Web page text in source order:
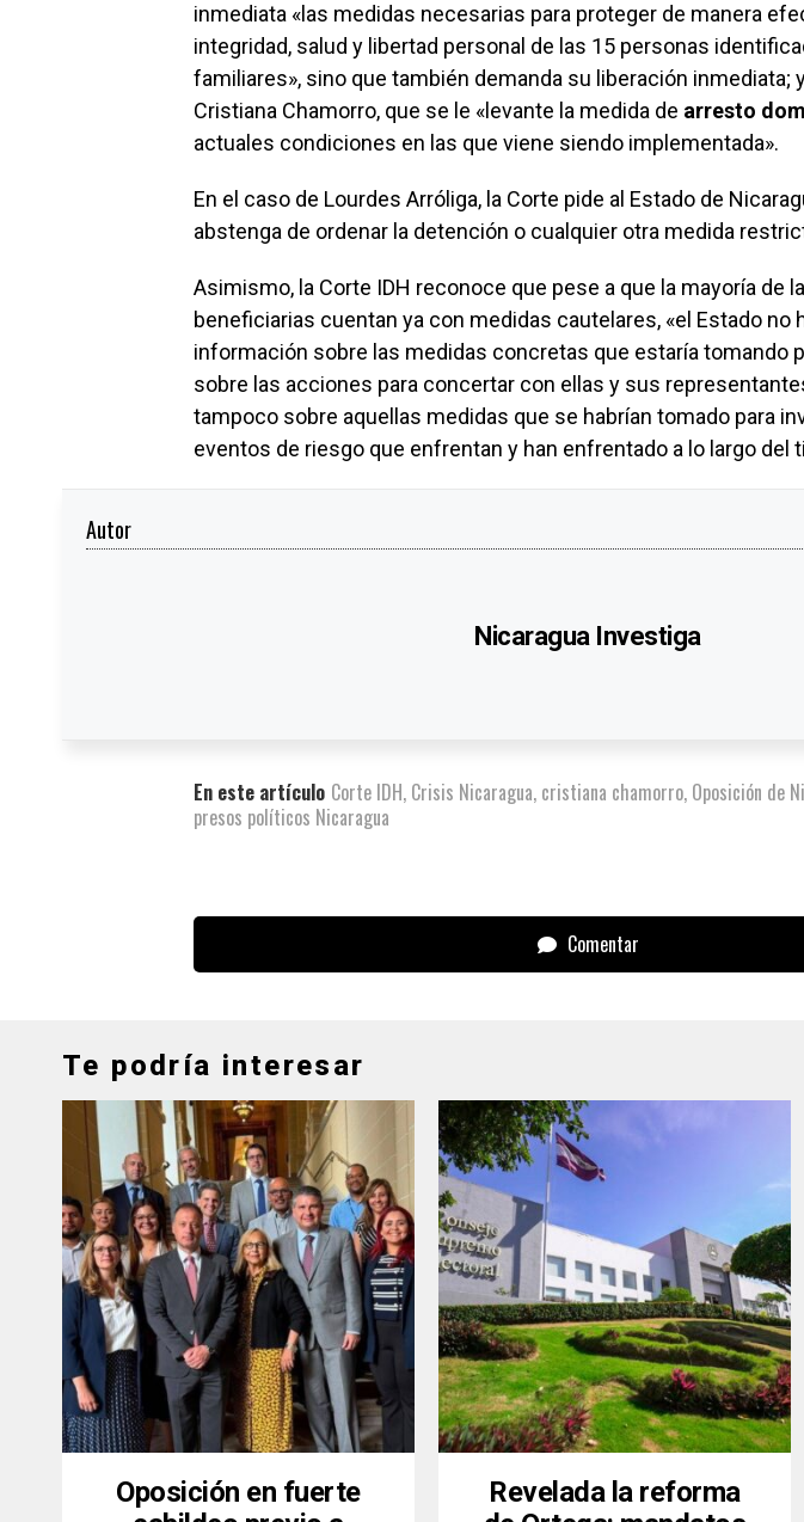
inmediata «las medidas necesarias para proteger de manera
integridad, salud y libertad personal de las 15 personas
familiares», sino que también demanda su liberación inmediata;
Cristiana Chamorro, que se le «levante la medida de arresto
actuales condiciones en las que viene siendo implementada».
En el caso de Lourdes Arróliga, la Corte pide al Estado de
abstenga de ordenar la detención o cualquier otra medida
Asimismo, la Corte IDH reconoce que pese a que la mayoría de
beneficiarias cuentan ya con medidas cautelares, «el Estado no
información sobre las medidas concretas que estaría tomando
sobre las acciones para concertar con ellas y sus
tampoco sobre aquellas medidas que se habrían tomado para
eventos de riesgo que enfrentan y han enfrentado a lo largo del
Autor
Nicaragua Investiga
En este artículo Corte IDH, Crisis Nicaragua, cristiana chamorro, Oposición de
presos políticos Nicaragua
Comentar
Te podría interesar
Oposición en fuerte
Revelada la reforma